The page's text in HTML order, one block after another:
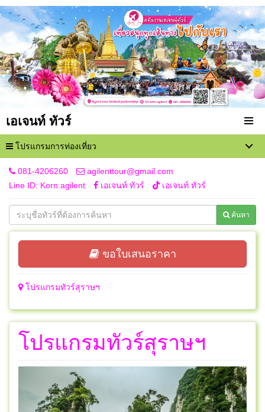
เอเจนท์ ทัวร์
โปรแกรมการท่องเที่ยว
081-4206260
agilenttour@gmail.com
Line ID: Korn.agilent
เอเจนท์ ทัวร์ เอเจนท์ ทัวร์
ค้นหา
ขอใบเสนอราคา
โปรแกรมทัวร์สุราษฯ
โปรแกรมทัวร์สุราษฯ